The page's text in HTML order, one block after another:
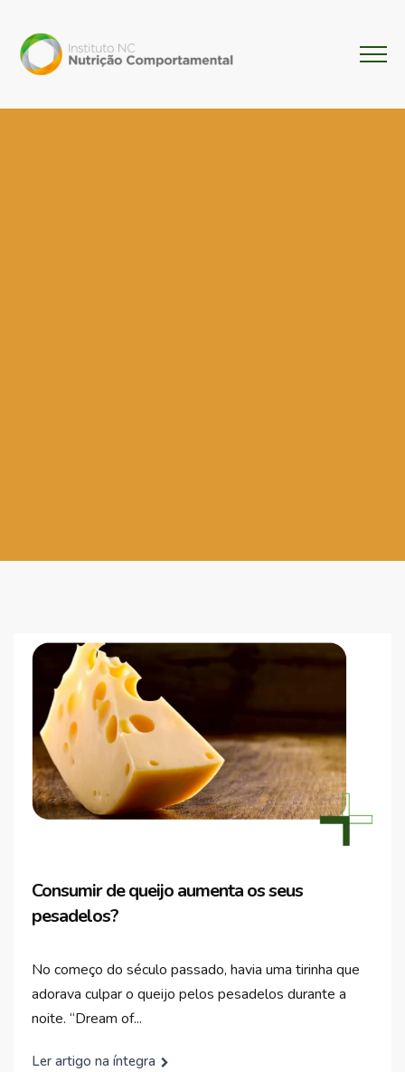
Consumir de queijo aumenta os seus
pesadelos?
No começo do século passado, havia uma tirinha que
adorava culpar o queijo pelos pesadelos durante a
noite. “Dream of...
Ler artigo na íntegra